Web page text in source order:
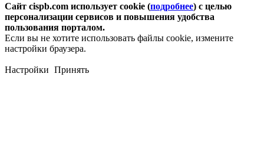
Сайт cispb.com использует cookie (подробнее) с целью
персонализации сервисов и повышения удобства
пользования порталом.
Если вы не хотите использовать файлы cookie, измените
настройки браузера.
Настройки Принять